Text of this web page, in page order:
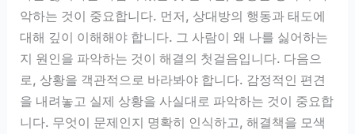
악하는 것이 중요합니다. 먼저, 상대방의 행동과 태도에
대해 깊이 이해해야 합니다. 그 사람이 왜 나를 싫어하는
지 원인을 파악하는 것이 해결의 첫걸음입니다. 다음으
로, 상황을 객관적으로 바라봐야 합니다. 감정적인 편견
을 내려놓고 실제 상황을 사실대로 파악하는 것이 중요합
니다. 무엇이 문제인지 명확히 인식하고, 해결책을 모색